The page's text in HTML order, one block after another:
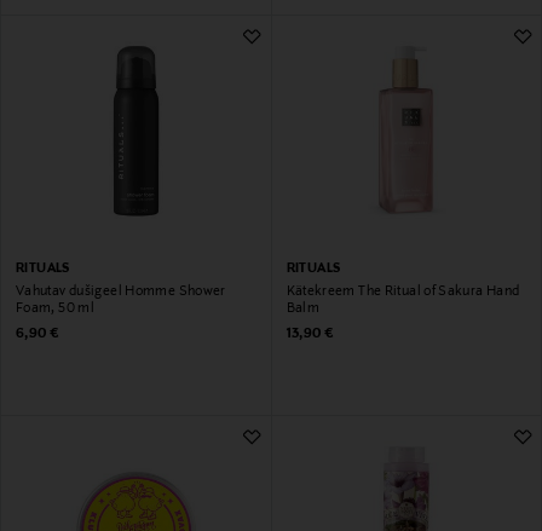
RITUALS
Vahutav dušigeel Homme Shower
Foam, 50 ml
Original Price
6,90 €
RITUALS
Kätekreem The Ritual of Sakura Hand
Balm
Original Price
13,90 €